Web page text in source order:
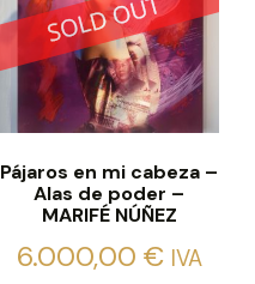
Pájaros en mi cabeza –
Alas de poder –
MARIFÉ NÚÑEZ
6.000,00 € IVA